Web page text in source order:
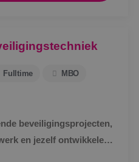
Fulltime MBO
beveiligingsprojecten,
en jezelf ontwikkelen